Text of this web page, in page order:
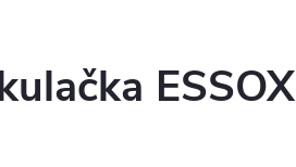
ESSOX